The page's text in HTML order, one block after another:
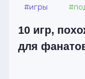
#игры
10 игр,
для